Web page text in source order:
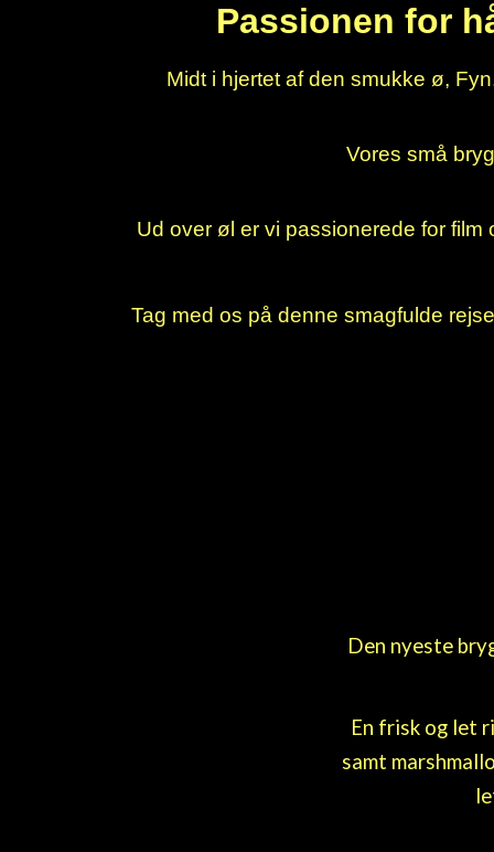
Passionen for
Midt i hjertet af den smukke ø,
Vores små
Ud over øl er vi passionerede for
Tag med os på denne smagfulde
Den nyeste
En frisk og let
samt